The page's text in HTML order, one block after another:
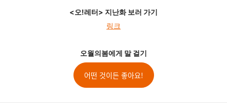
<오!레터> 지난화 보러 가기
링크
오월의봄에게 말 걸기
어떤 것이든 좋아요!